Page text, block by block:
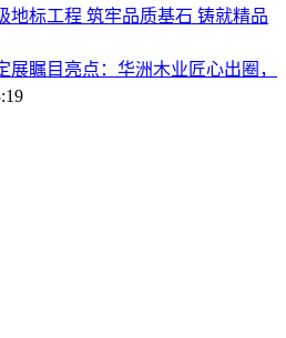
地标工程 筑牢品质基石 铸就精品
展瞩目亮点：华洲木业匠心出圈，